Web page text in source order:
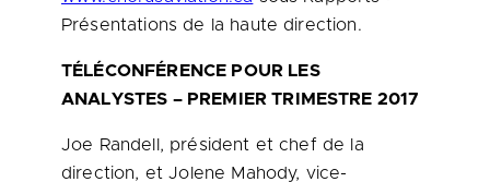
Présentations de la haute direction.
TÉLÉCONFÉRENCE POUR LES
ANALYSTES – PREMIER TRIMESTRE 2017
Joe Randell, président et chef de la
direction, et Jolene Mahody, vice-